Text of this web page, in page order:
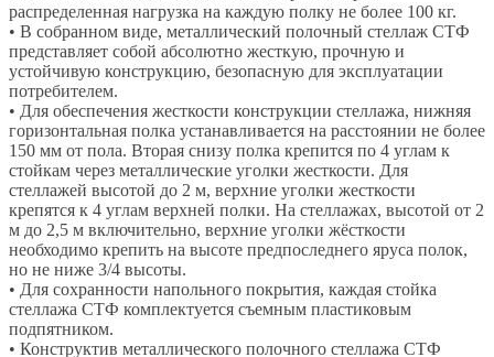
распределенная нагрузка на каждую полку не более 100 кг.
• В собранном виде, металлический полочный стеллаж СТФ
представляет собой абсолютно жесткую, прочную и
устойчивую конструкцию, безопасную для эксплуатации
потребителем.
• Для обеспечения жесткости конструкции стеллажа, нижняя
горизонтальная полка устанавливается на расстоянии не более
150 мм от пола. Вторая снизу полка крепится по 4 углам к
стойкам через металлические уголки жесткости. Для
стеллажей высотой до 2 м, верхние уголки жесткости
крепятся к 4 углам верхней полки. На стеллажах, высотой от 2
м до 2,5 м включительно, верхние уголки жёсткости
необходимо крепить на высоте предпоследнего яруса полок,
но не ниже 3/4 высоты.
• Для сохранности напольного покрытия, каждая стойка
стеллажа СТФ комплектуется съемным пластиковым
подпятником.
• Конструктив металлического полочного стеллажа СТФ